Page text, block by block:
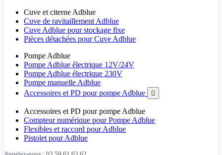
Cuve et citerne Adblue
Cuve de ravitaillement Adblue
Cuve Adblue pour stockage fixe
Pièces détachées pour Cuve Adblue
Pompe Adblue
Pompe Adblue électrique 12V/24V
Pompe Adblue électrique 230V
Pompe manuelle Adblue
Accessoires et PD pour pompe Adblue

Accessoires et PD pour pompe Adblue
Compteur numérique pour Pompe Adblue
Flexibles et raccord pour Adblue
Pistolet pour Adblue